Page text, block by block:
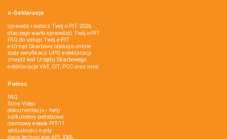
e-Deklaracje
sprawdź i rozlicz Twój e PIT 2026
dlaczego warto sprawdzić Twój e-PIT
FAQ do usługi Twój e-PIT
e-Urząd Skarbowy obsługa online
kody weryfikacji UPO e-deklaracji
znajdź kod Urzędu Skarbowego
e-deklaracje VAT, CIT, PCC oraz inne
Pomoc
FAQ
filmy Video
dokumentacja - help
kalkulatory podatkowe
darmowy e-book PIT-11
aktualności e-pity
dane techniczne API, XML